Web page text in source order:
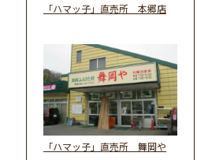
「ハマッ子」直売所 本郷店
「ハマッ子」直売所 舞岡や